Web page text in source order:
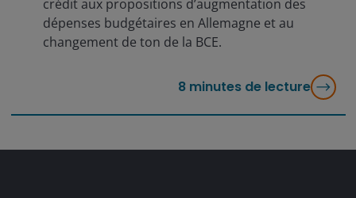
crédit aux propositions d’augmentation des
dépenses budgétaires en Allemagne et au
changement de ton de la BCE.
8 minutes de lecture